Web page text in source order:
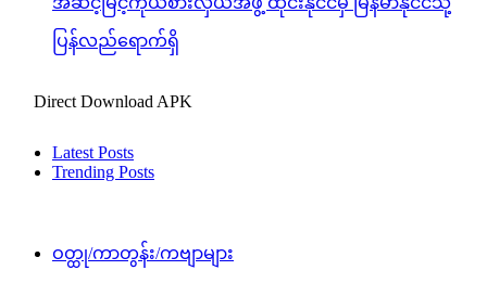
ပြန်လည်ရောက်ရှိ
Direct Download APK
Latest Posts
Trending Posts
ဝတ္ထု/ကာတွန်း/ကဗျာများ